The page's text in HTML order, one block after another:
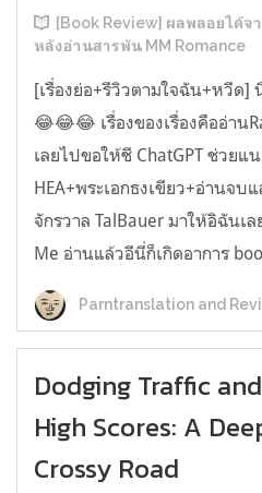
[Book Review] ผลพลอยได้จ
หลังอ่านสารพัน MM Romance
[เรื่องย่อ+รีวิวตามใจฉัน+หวีด
😂😂😂 เรื่องของเรื่องคืออ่าน
เลยไปขอให้ชี ChatGPT ช่วยแ
HEA+พระเอกธงเขียว+อ่านจ
จักรวาล TalBauer มาให้อิฉันเ
Me อ่านแล้วอีนี่ก็เกิดอาการ
Parntranslation and
Dodging Traffic
High Scores: A
Crossy Road